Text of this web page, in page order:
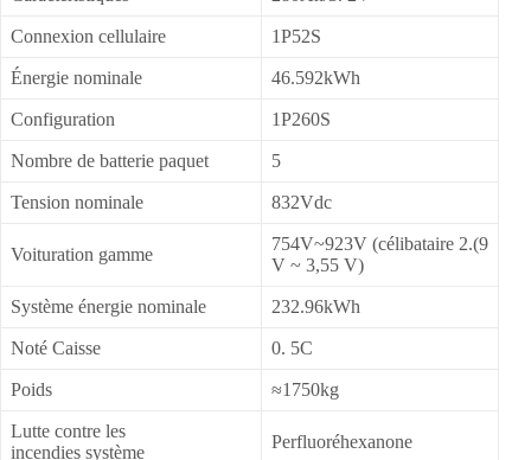
Connexion cellulaire 1P52S
Énergie nominale 46.592kWh
Configuration 1P260S
Nombre de batterie paquet 5
Tension nominale 832Vdc
Voituration gamme
754V~923V (célibataire 2.(9
V ~ 3,55 V)
Système énergie nominale 232.96kWh
Noté Caisse 0. 5C
Poids ≈1750kg
Lutte contre les
incendies système
Perfluoréhexanone